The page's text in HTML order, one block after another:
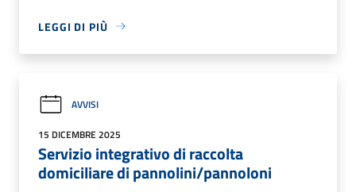
LEGGI DI PIÙ
AVVISI
15 DICEMBRE 2025
Servizio integrativo di raccolta
domiciliare di pannolini/pannoloni